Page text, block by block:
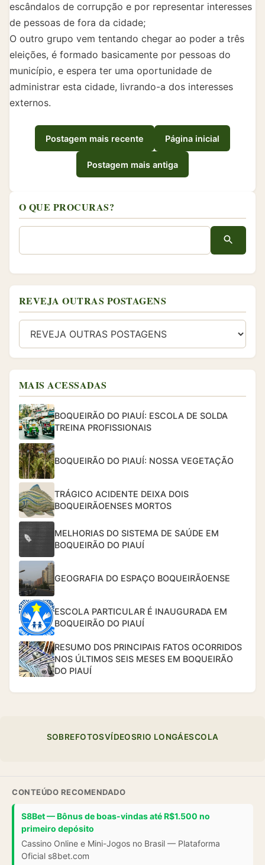
escândalos de corrupção e por representar interesses
de pessoas de fora da cidade;
O outro grupo vem tentando chegar ao poder a três
eleições, é formado basicamente por pessoas do
município, e espera ter uma oportunidade de
administrar esta cidade, livrando-a dos interesses
externos.
Postagem mais recente Página inicial
Postagem mais antiga
O QUE PROCURAS?
REVEJA OUTRAS POSTAGENS
MAIS ACESSADAS
BOQUEIRÃO DO PIAUÍ: ESCOLA DE SOLDA
TREINA PROFISSIONAIS
BOQUEIRÃO DO PIAUÍ: NOSSA VEGETAÇÃO
TRÁGICO ACIDENTE DEIXA DOIS
BOQUEIRÃOENSES MORTOS
MELHORIAS DO SISTEMA DE SAÚDE EM
BOQUEIRÃO DO PIAUÍ
GEOGRAFIA DO ESPAÇO BOQUEIRÃOENSE
ESCOLA PARTICULAR É INAUGURADA EM
BOQUEIRÃO DO PIAUÍ
RESUMO DOS PRINCIPAIS FATOS OCORRIDOS
NOS ÚLTIMOS SEIS MESES EM BOQUEIRÃO
DO PIAUÍ
SOBREFOTOSVÍDEOSRIO LONGÁESCOLA
CONTEÚDO RECOMENDADO
S8Bet — Bônus de boas-vindas até R$1.500 no
primeiro depósito
Cassino Online e Mini-Jogos no Brasil — Plataforma
Oficial s8bet.com